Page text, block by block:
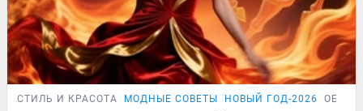
СТИЛЬ И КРАСОТА МОДНЫЕ СОВЕТЫ НОВЫЙ ГОД-2026 ОБЗОР